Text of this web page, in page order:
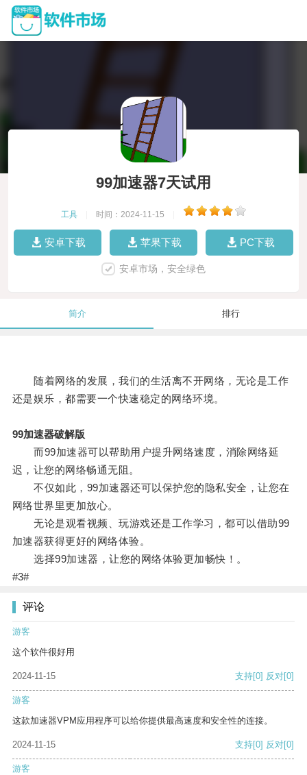
99加速器7天试用
工具 时间：2024-11-15
安卓下载 苹果下载 PC下载
安卓市场，安全绿色
简介 排行
随着网络的发展，我们的生活离不开网络，无论是工作
还是娱乐，都需要一个快速稳定的网络环境。
99加速器破解版
而99加速器可以帮助用户提升网络速度，消除网络延
迟，让您的网络畅通无阻。
不仅如此，99加速器还可以保护您的隐私安全，让您在
网络世界里更加放心。
无论是观看视频、玩游戏还是工作学习，都可以借助99
加速器获得更好的网络体验。
选择99加速器，让您的网络体验更加畅快！。
#3#
评论
游客
这个软件很好用
2024-11-15 支持[0] 反对[0]
游客
这款加速器VPM应用程序可以给你提供最高速度和安全性的连接。
2024-11-15 支持[0] 反对[0]
游客